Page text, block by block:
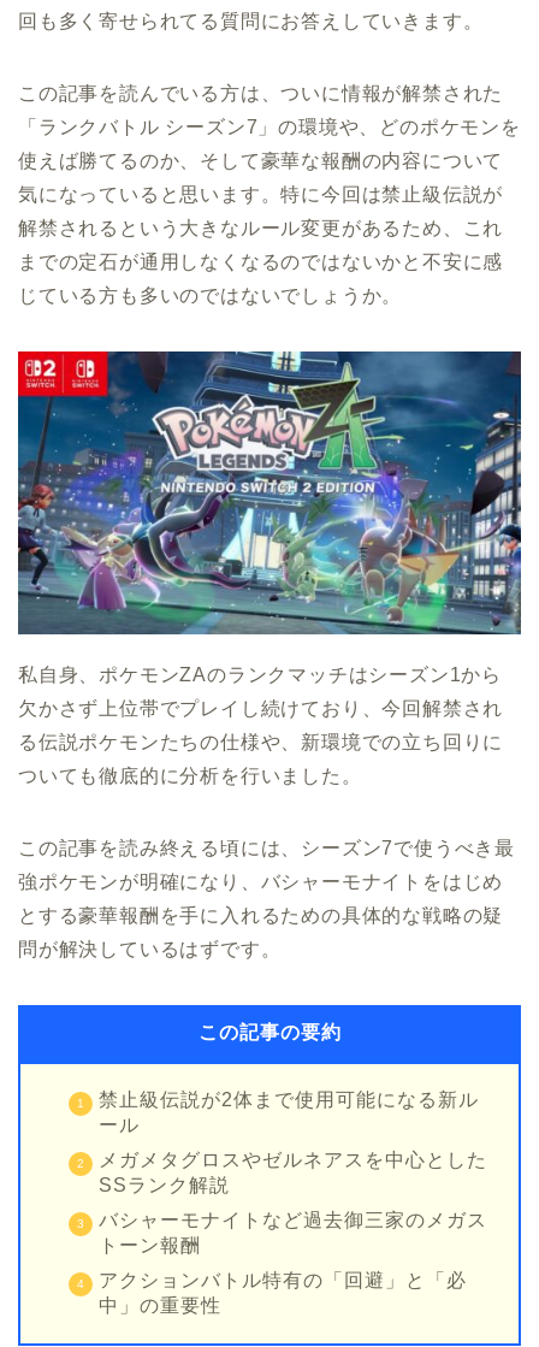
回も多く寄せられてる質問にお答えしていきます。
この記事を読んでいる方は、ついに情報が解禁された
「ランクバトル シーズン7」の環境や、どのポケモンを
使えば勝てるのか、そして豪華な報酬の内容について
気になっていると思います。特に今回は禁止級伝説が
解禁されるという大きなルール変更があるため、これ
までの定石が通用しなくなるのではないかと不安に感
じている方も多いのではないでしょうか。
私自身、ポケモンZAのランクマッチはシーズン1から
欠かさず上位帯でプレイし続けており、今回解禁され
る伝説ポケモンたちの仕様や、新環境での立ち回りに
ついても徹底的に分析を行いました。
この記事を読み終える頃には、シーズン7で使うべき最
強ポケモンが明確になり、バシャーモナイトをはじめ
とする豪華報酬を手に入れるための具体的な戦略の疑
問が解決しているはずです。
この記事の要約
禁止級伝説が2体まで使用可能になる新ル
ール
メガメタグロスやゼルネアスを中心とした
SSランク解説
バシャーモナイトなど過去御三家のメガス
トーン報酬
アクションバトル特有の「回避」と「必
中」の重要性